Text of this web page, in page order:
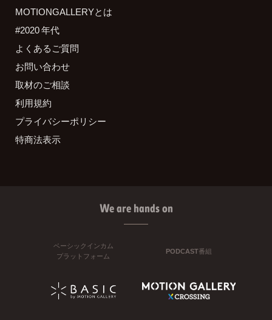
MOTIONGALLERYとは
#2020 年代
よくあるご質問
お問い合わせ
取材のご相談
利用規約
プライバシーポリシー
特商法表示
We are hands on
ベーシックインカム
プラットフォーム
PODCAST番組